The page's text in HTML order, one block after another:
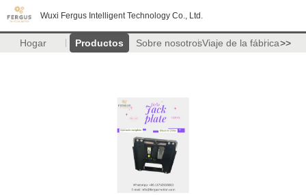
Wuxi Fergus Intelligent Technology Co., Ltd.
Hogar Productos Sobre nosotrosViaje de la fábrica>>